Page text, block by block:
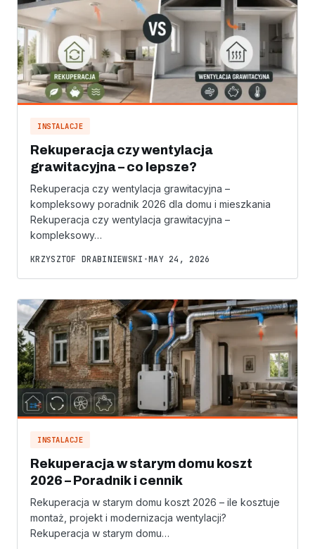
INSTALACJE
Rekuperacja czy wentylacja
grawitacyjna – co lepsze?
Rekuperacja czy wentylacja grawitacyjna –
kompleksowy poradnik 2026 dla domu i mieszkania
Rekuperacja czy wentylacja grawitacyjna –
kompleksowy…
KRZYSZTOF DRABINIEWSKI •MAY 24, 2026
INSTALACJE
Rekuperacja w starym domu koszt
2026 – Poradnik i cennik
Rekuperacja w starym domu koszt 2026 – ile kosztuje
montaż, projekt i modernizacja wentylacji?
Rekuperacja w starym domu…